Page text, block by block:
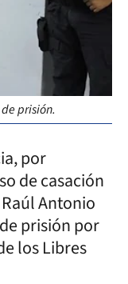
prisión.
por
de casación
Antonio
prisión por
los Libres